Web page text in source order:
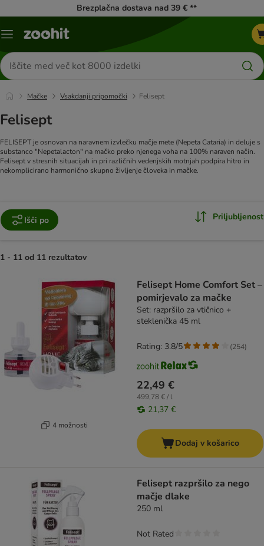
Brezplačna dostava nad 39 € **
Meni
Iskanje
izdelkov
Mačke Vsakdanji pripomočki Felisept
Felisept
FELISEPT je osnovan na naravnem izvlečku mačje mete (Nepeta Cataria) in deluje s
substanco "Nepetalacton" na mačko preko njenega voha na 100% naraven način.
Felisept v stresnih situacijah in pri različnih vedenjskih motnjah podpira hitro in
nekomplicirano harmonično skupno življenje človeka in mačke.
Išči po Priljubljenost
1 - 11 od 11 rezultatov
4 možnosti
Felisept Home Comfort Set –
pomirjevalo za mačke
Set: razpršilo za vtičnico +
steklenička 45 ml
22,49 €
499,78 € / l
21,37 €
Rating: 3.8/5 (254)
Dodaj v košarico
Felisept razpršilo za nego
mačje dlake
250 ml
Not Rated